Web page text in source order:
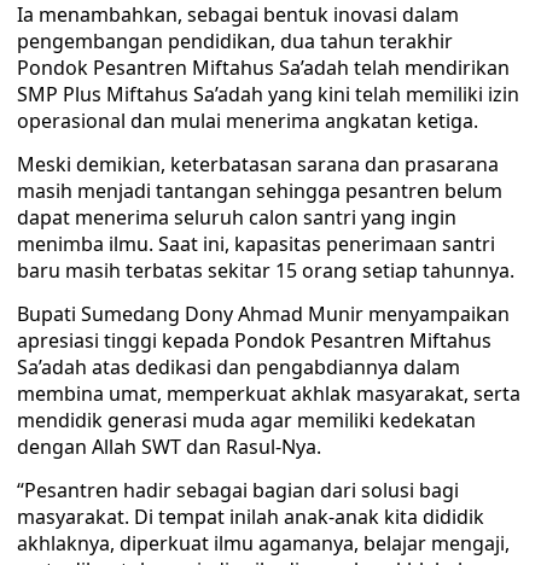
Ia menambahkan, sebagai bentuk inovasi dalam
pengembangan pendidikan, dua tahun terakhir
Pondok Pesantren Miftahus Sa’adah telah mendirikan
SMP Plus Miftahus Sa’adah yang kini telah memiliki izin
operasional dan mulai menerima angkatan ketiga.
Meski demikian, keterbatasan sarana dan prasarana
masih menjadi tantangan sehingga pesantren belum
dapat menerima seluruh calon santri yang ingin
menimba ilmu. Saat ini, kapasitas penerimaan santri
baru masih terbatas sekitar 15 orang setiap tahunnya.
Bupati Sumedang Dony Ahmad Munir menyampaikan
apresiasi tinggi kepada Pondok Pesantren Miftahus
Sa’adah atas dedikasi dan pengabdiannya dalam
membina umat, memperkuat akhlak masyarakat, serta
mendidik generasi muda agar memiliki kedekatan
dengan Allah SWT dan Rasul-Nya.
“Pesantren hadir sebagai bagian dari solusi bagi
masyarakat. Di tempat inilah anak-anak kita dididik
akhlaknya, diperkuat ilmu agamanya, belajar mengaji,